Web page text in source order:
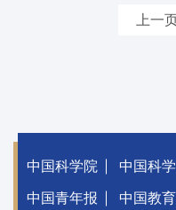
上一
中国科学院 中国科
中国青年报 中国教